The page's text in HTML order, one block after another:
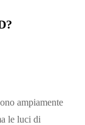
ampiamente
le luci di